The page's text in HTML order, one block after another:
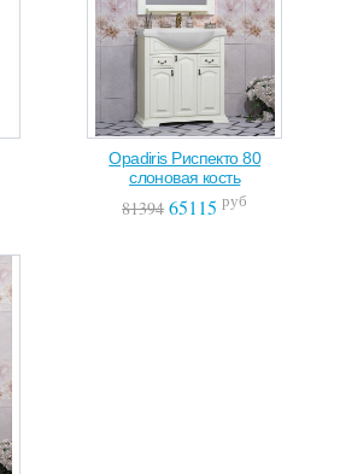
Opadiris Риспекто 80
слоновая кость
81394 65115 руб